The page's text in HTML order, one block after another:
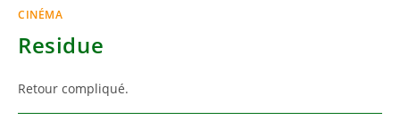
CINÉMA
Residue
Retour compliqué.